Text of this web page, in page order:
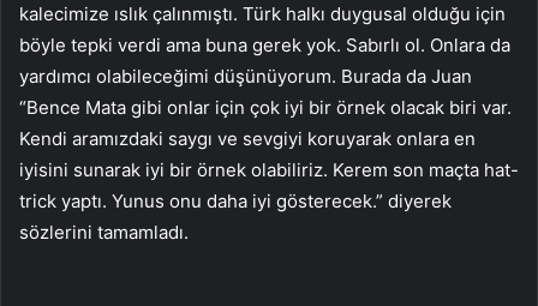
kalecimize ıslık çalınmıştı. Türk halkı duygusal olduğu için
böyle tepki verdi ama buna gerek yok. Sabırlı ol. Onlara da
yardımcı olabileceğimi düşünüyorum. Burada da Juan
“Bence Mata gibi onlar için çok iyi bir örnek olacak biri var.
Kendi aramızdaki saygı ve sevgiyi koruyarak onlara en
iyisini sunarak iyi bir örnek olabiliriz. Kerem son maçta hat-
trick yaptı. Yunus onu daha iyi gösterecek.” diyerek
sözlerini tamamladı.